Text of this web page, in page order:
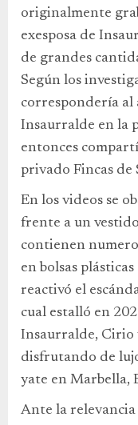
originalmente
exesposa de
de grandes
Según los
correspondería al
Insaurralde en la
entonces
privado Fincas de
En los videos se
frente a un
contienen
en bolsas
reactivó el
cual estalló en
Insaurralde, Cirio
disfrutando de
yate en Marbella,
Ante la